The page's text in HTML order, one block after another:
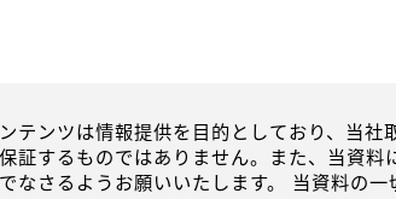
テンツは情報提供を目的としており、当
証するものではありません。また、当資
なさるようお願いいたします。 当資料の